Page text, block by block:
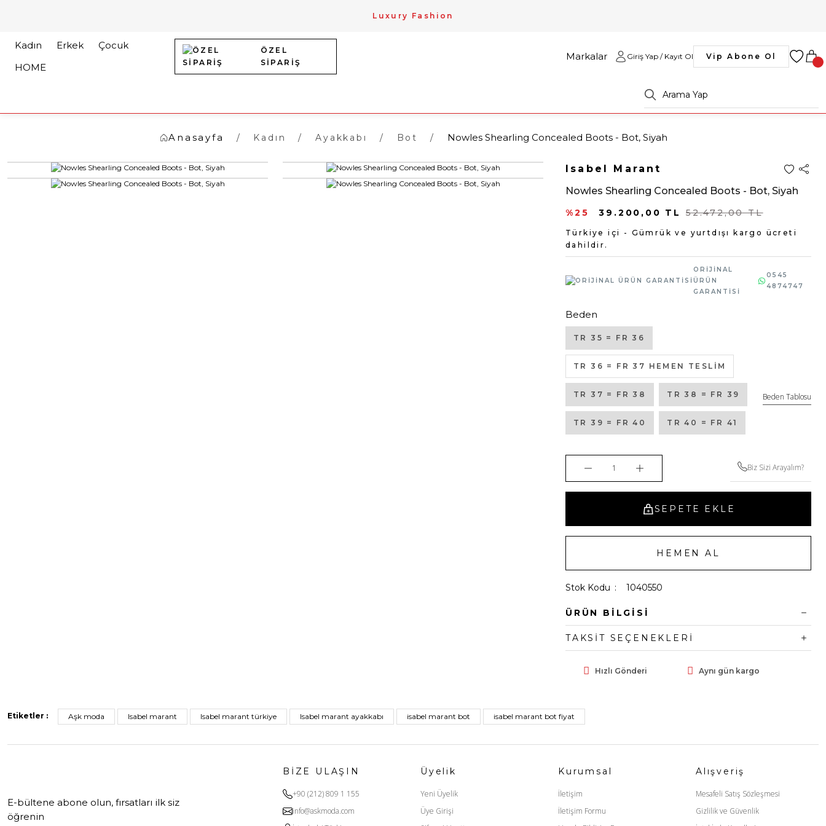
Luxury Fashion
Kadın Erkek
Çocuk
HOME
ÖZEL
SİPARİŞ
Markalar Giriş Yap / Kayıt Ol Vip Abone Ol
Anasayfa Kadın Ayakkabı Bot Nowles Shearling Concealed Boots - Bot, Siyah
Isabel Marant
Nowles Shearling Concealed Boots - Bot, Siyah
%25 39.200,00 TL 52.472,00 TL
Türkiye içi - Gümrük ve yurtdışı kargo ücreti
dahildir.
ORİJİNAL
ÜRÜN
GARANTİSİ
0545
4874747
Beden
TR 35 = FR 36
TR 36 = FR 37 HEMEN TESLİM
TR 37 = FR 38 TR 38 = FR 39
TR 39 = FR 40 TR 40 = FR 41
Beden Tablosu
Biz Sizi Arayalım?
SEPETE EKLE
HEMEN AL
Stok Kodu 1040550
ÜRÜN BILGISI
TAKSIT SEÇENEKLERI
Hızlı Gönderi Aynı gün kargo
Etiketler : Aşk moda Isabel marant Isabel marant türkiye Isabel marant ayakkabı isabel marant bot isabel marant bot fiyat
E-bültene abone olun, fırsatları ilk siz
öğrenin
BİZE ULAŞIN
+90 (212) 809 1 155
info@askmoda.com
Üyelik
Yeni Üyelik
Üye Girişi
Kurumsal
İletişim
İletişim Formu
Alışveriş
Mesafeli Satış Sözleşmesi
Gizlilik ve Güvenlik